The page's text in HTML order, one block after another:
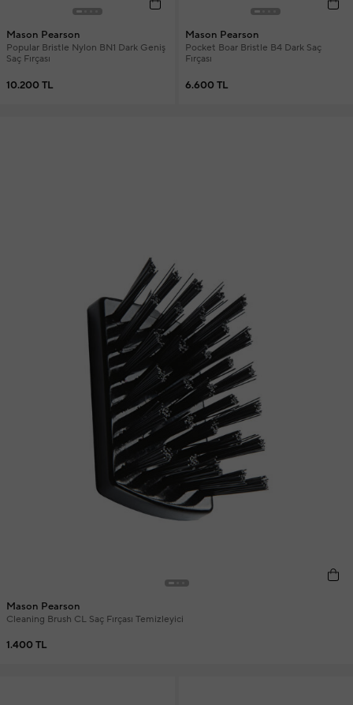
Mason Pearson
Popular Bristle Nylon BN1 Dark Geniş
Saç Fırçası
10.200 TL
Mason Pearson
Pocket Boar Bristle B4 Dark Saç
Fırçası
6.600 TL
Mason Pearson
Cleaning Brush CL Saç Fırçası Temizleyici
1.400 TL